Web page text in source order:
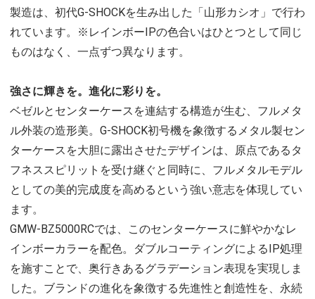
製造は、初代G-SHOCKを生み出した「山形カシオ」で行わ
れています。※レインボーIPの色合いはひとつとして同じ
ものはなく、一点ずつ異なります。
強さに輝きを。進化に彩りを。
ベゼルとセンターケースを連結する構造が生む、フルメタ
ル外装の造形美。G-SHOCK初号機を象徴するメタル製セン
ターケースを大胆に露出させたデザインは、原点であるタ
フネススピリットを受け継ぐと同時に、フルメタルモデル
としての美的完成度を高めるという強い意志を体現してい
ます。
GMW-BZ5000RCでは、このセンターケースに鮮やかなレ
インボーカラーを配色。ダブルコーティングによるIP処理
を施すことで、奥行きあるグラデーション表現を実現しま
した。ブランドの進化を象徴する先進性と創造性を、永続